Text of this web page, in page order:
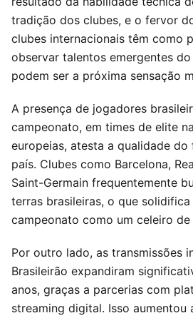
tradição dos clubes, e o fervor
clubes internacionais têm como
observar talentos emergentes
podem ser a próxima sensação
A presença de jogadores
campeonato, em times de elite
europeias, atesta a qualidade
país. Clubes como Barcelona,
Saint-Germain frequentemente
terras brasileiras, o que
campeonato como um celeiro de
Por outro lado, as transmissões
Brasileirão expandiram
anos, graças a parcerias com
streaming digital. Isso aumentou